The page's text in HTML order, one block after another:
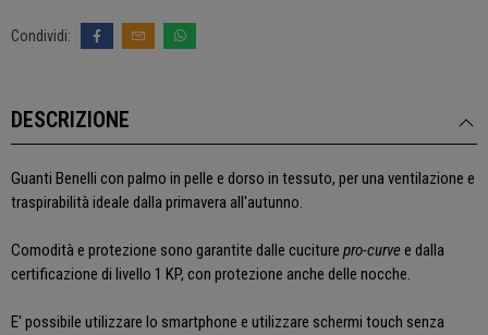
DESCRIZIONE
Guanti Benelli con palmo in pelle e dorso in tessuto, per una ventilazione e
traspirabilità ideale dalla primavera all'autunno.
Comodità e protezione sono garantite dalle cuciture pro-curvee dalla
certificazione di livello 1 KP, con protezione anche delle nocche.
E' possibile utilizzare lo smartphone e utilizzare schermi touch senza